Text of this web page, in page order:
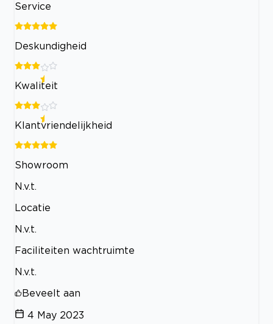
Service
Deskundigheid
Kwaliteit
Klantvriendelijkheid
Showroom
N.v.t.
Locatie
N.v.t.
Faciliteiten wachtruimte
N.v.t.
Beveelt aan
4 May 2023